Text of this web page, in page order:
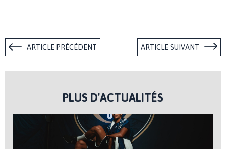
ARTICLE PRÉCÉDENT ARTICLE SUIVANT
PLUS D'ACTUALITÉS